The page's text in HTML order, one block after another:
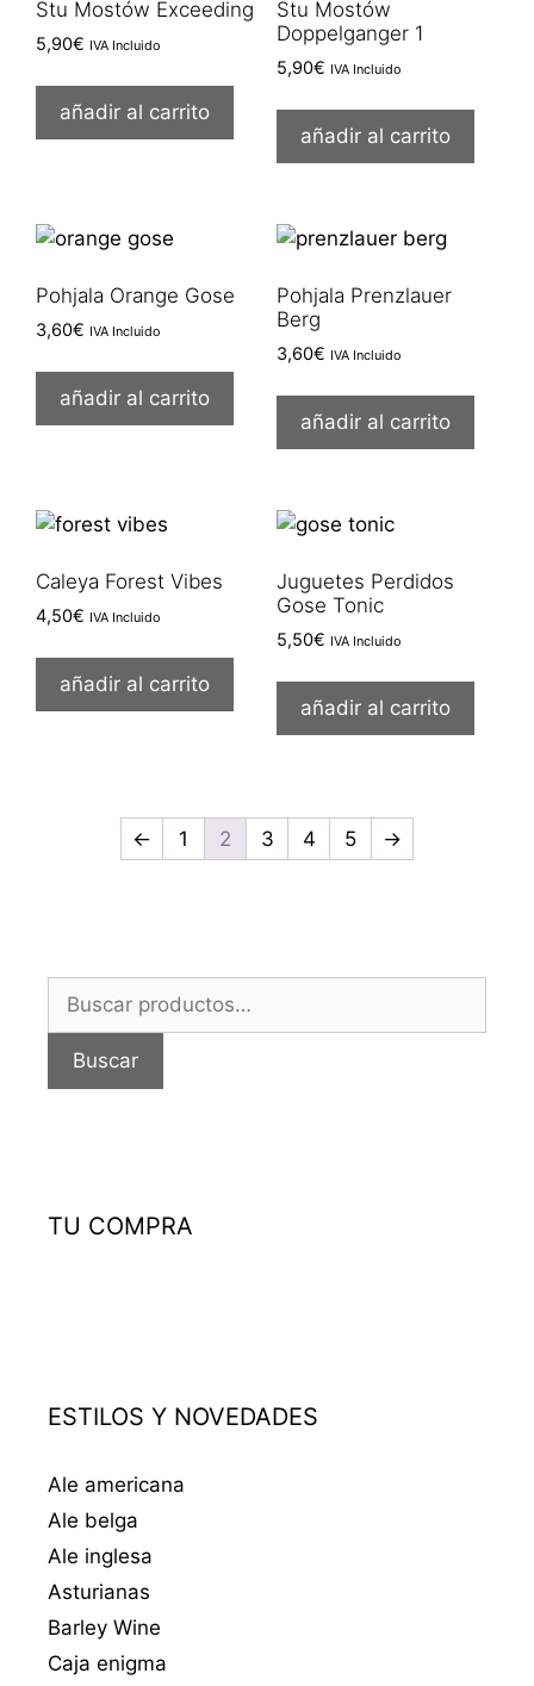
Stu Mostów Exceeding
5,90€ IVA Incluido
añadir al carrito
Stu Mostów
Doppelganger 1
5,90€ IVA Incluido
añadir al carrito
Pohjala Orange Gose
3,60€ IVA Incluido
añadir al carrito
Pohjala Prenzlauer
Berg
3,60€ IVA Incluido
añadir al carrito
Caleya Forest Vibes
4,50€ IVA Incluido
añadir al carrito
Juguetes Perdidos
Gose Tonic
5,50€ IVA Incluido
añadir al carrito
← 1 2 3 4 5 →
Buscar
Buscar
TU COMPRA
ESTILOS Y NOVEDADES
Ale americana
Ale belga
Ale inglesa
Asturianas
Barley Wine
Caja enigma